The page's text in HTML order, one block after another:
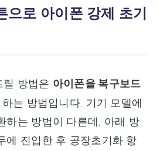
으로 아이폰 강제 초기
릴 방법은 아이폰을 복구보드
는 방법입니다. 기기 모델에
하는 방법이 다른데, 아래 방
에 진입한 후 공장초기화 항